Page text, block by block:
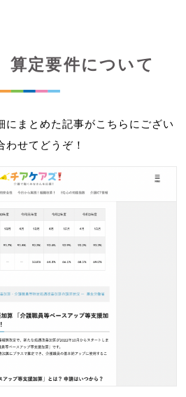
算定要件について
にまとめた記事がこちらにござい
わせてどうぞ！